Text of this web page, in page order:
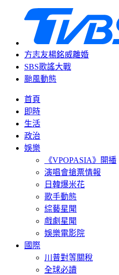
方志友楊銘威離婚
SBS歌謠大戰
颱風動態
首頁
即時
生活
政治
娛樂
《VPOPASIA》開播
演唱會搶票情報
日韓爆米花
歌手動態
綜藝星聞
戲劇星聞
娛樂電影院
國際
川普對等關稅
全球必讀